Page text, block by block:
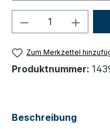
Produkt
Zum Merkzettel
Produktnummer:
Beschreibung